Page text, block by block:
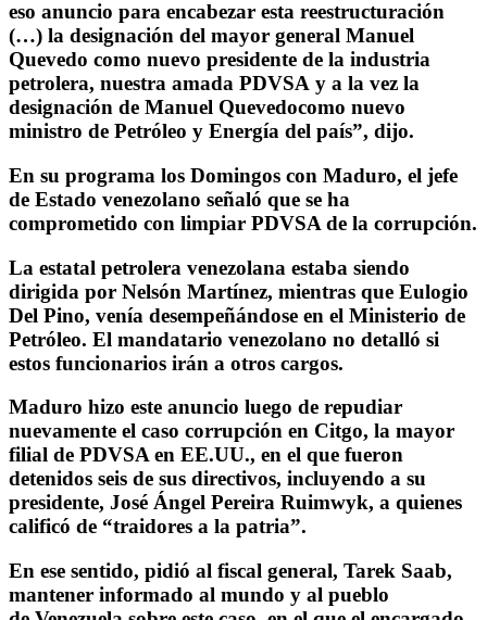
eso anuncio para encabezar esta reestructuración
(…) la designación del mayor general Manuel
Quevedo como nuevo presidente de la industria
petrolera, nuestra amada PDVSA y a la vez la
designación de Manuel Quevedocomo nuevo
ministro de Petróleo y Energía del país”, dijo.
En su programa los Domingos con Maduro, el jefe
de Estado venezolano señaló que se ha
comprometido con limpiar PDVSA de la corrupción.
La estatal petrolera venezolana estaba siendo
dirigida por Nelsón Martínez, mientras que Eulogio
Del Pino, venía desempeñándose en el Ministerio de
Petróleo. El mandatario venezolano no detalló si
estos funcionarios irán a otros cargos.
Maduro hizo este anuncio luego de repudiar
nuevamente el caso corrupción en Citgo, la mayor
filial de PDVSA en EE.UU., en el que fueron
detenidos seis de sus directivos, incluyendo a su
presidente, José Ángel Pereira Ruimwyk, a quienes
calificó de “traidores a la patria”.
En ese sentido, pidió al fiscal general, Tarek Saab,
mantener informado al mundo y al pueblo